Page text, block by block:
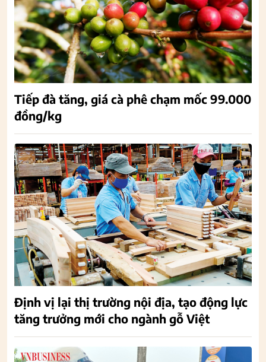
Tiếp đà tăng, giá cà phê chạm mốc 99.000
đồng/kg
Định vị lại thị trường nội địa, tạo động lực
tăng trưởng mới cho ngành gỗ Việt